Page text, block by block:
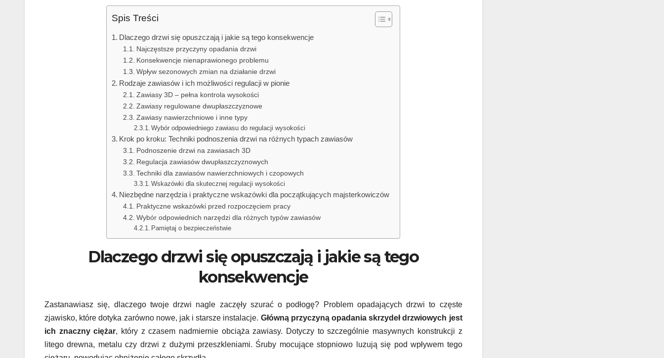
Spis Treści
Dlaczego drzwi się opuszczają i jakie są tego konsekwencje
Najczęstsze przyczyny opadania drzwi
Konsekwencje nienaprawionego problemu
Wpływ sezonowych zmian na działanie drzwi
Rodzaje zawiasów i ich możliwości regulacji w pionie
Zawiasy 3D – pełna kontrola wysokości
Zawiasy regulowane dwupłaszczyznowe
Zawiasy nawierzchniowe i inne typy
Wybór odpowiedniego zawiasu do regulacji wysokości
Krok po kroku: Techniki podnoszenia drzwi na różnych typach zawiasów
Podnoszenie drzwi na zawiasach 3D
Regulacja zawiasów dwupłaszczyznowych
Techniki dla zawiasów nawierzchniowych i czopowych
Wskazówki dla skutecznej regulacji wysokości
Niezbędne narzędzia i praktyczne wskazówki dla początkujących majsterkowiczów
Praktyczne wskazówki przed rozpoczęciem pracy
Wybór odpowiednich narzędzi dla różnych typów zawiasów
Pamiętaj o bezpieczeństwie
Dlaczego drzwi się opuszczają i jakie są tego
konsekwencje
Zastanawiasz się, dlaczego twoje drzwi nagle zaczęły szurać o podłogę? Problem opadających drzwi to częste
zjawisko, które dotyka zarówno nowe, jak i starsze instalacje. Główną przyczyną opadania skrzydeł drzwiowych jest
ich znaczny ciężar, który z czasem nadmiernie obciąża zawiasy. Dotyczy to szczególnie masywnych konstrukcji z
litego drewna, metalu czy drzwi z dużymi przeszkleniami. Śruby mocujące stopniowo luzują się pod wpływem tego